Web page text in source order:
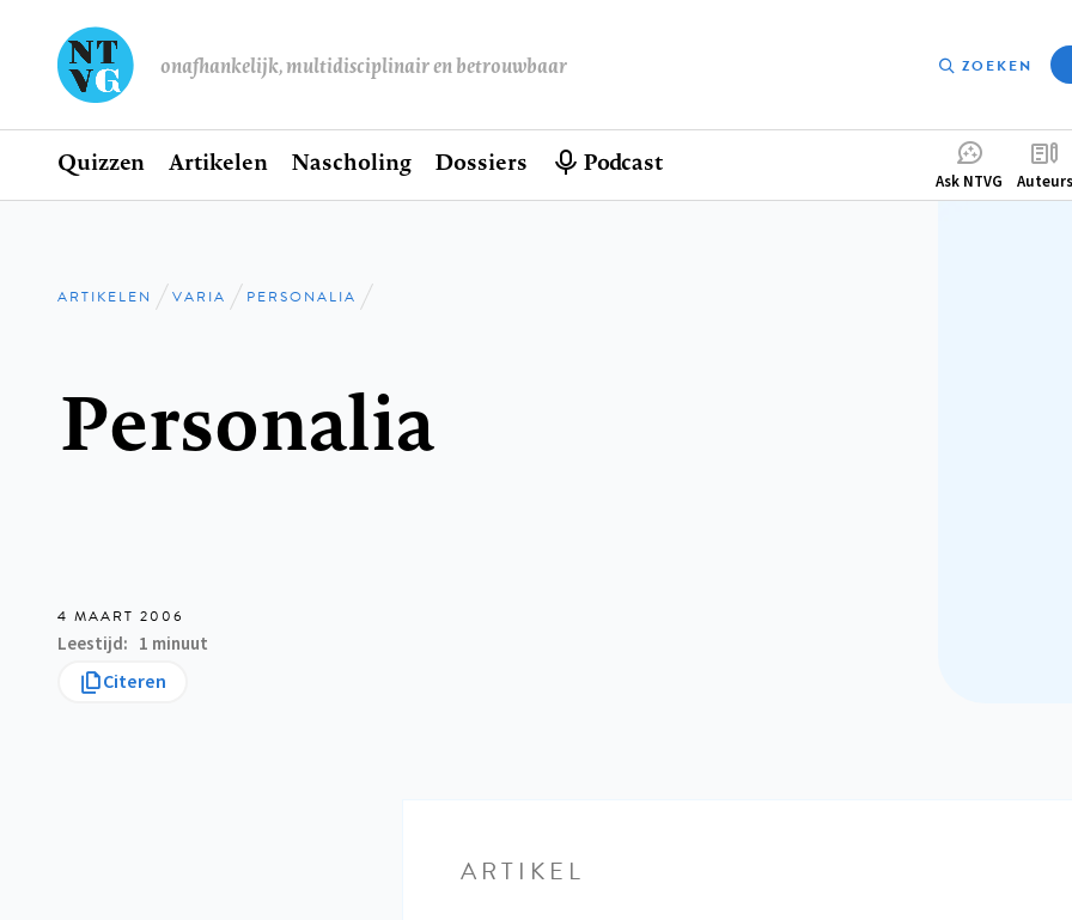
onafhankelijk, multidisciplinair en betrouwbaar ZOEKEN
Hoofdnavigatie
Home
Quizzen Artikelen Nascholing Dossiers Podcast
Ask NTVG Auteurs
Kruimelpad
ARTIKELEN VARIA PERSONALIA
Personalia
4 MAART 2006
Leestijd 1 minuut
Citeren
ARTIKEL